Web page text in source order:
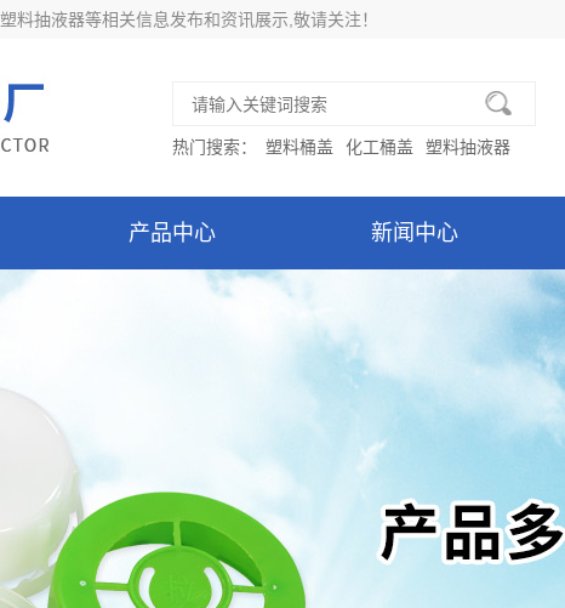
料抽液器等相关信息发布和资讯展示,敬请关注！
热门搜索： 塑料桶盖 化工桶盖 塑料抽液器
产品中心 新闻中心